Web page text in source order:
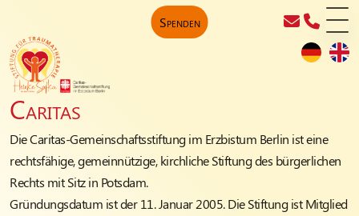
Spenden
Caritas
Die Caritas-Gemeinschaftsstiftung im Erzbistum Berlin ist eine
rechtsfähige, gemeinnützige, kirchliche Stiftung des bürgerlichen
Rechts mit Sitz in Potsdam.
Gründungsdatum ist der 11. Januar 2005. Die Stiftung ist Mitglied